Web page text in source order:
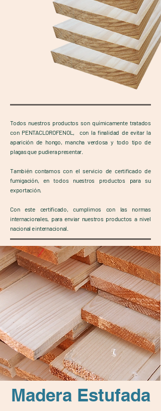
Todos nuestros productos son químicamente tratados
con PENTACLOROFENOL, con la finalidad de evitar la
aparición de hongo, mancha verdosa y todo tipo de
plagas que pudiera presentar.
También contamos con el servicio de certificado de
fumigación, en todos nuestros productos para su
exportación.
Con este certificado, cumplimos con las normas
internacionales, para enviar nuestros productos a nivel
nacional e internacional.
Madera Estufada